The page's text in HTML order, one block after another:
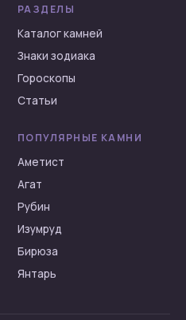
РАЗДЕЛЫ
Каталог камней
Знаки зодиака
Гороскопы
Статьи
ПОПУЛЯРНЫЕ КАМНИ
Аметист
Агат
Рубин
Изумруд
Бирюза
Янтарь